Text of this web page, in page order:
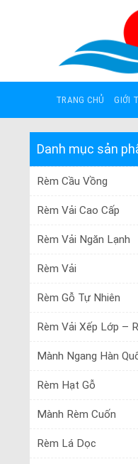
TRANG CHỦ GIỚI
Danh mục sản
Rèm Cầu Vồng
Rèm Vải Cao Cấp
Rèm Vải Ngăn Lạnh
Rèm Vải
Rèm Gỗ Tự Nhiên
Rèm Vải Xếp Lớp –
Mành Ngang Hàn
Rèm Hạt Gỗ
Mành Rèm Cuốn
Rèm Lá Dọc